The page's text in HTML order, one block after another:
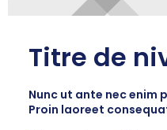
Titre de
Nunc ut ante nec enim
Proin laoreet